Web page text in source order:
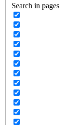
Search in pages